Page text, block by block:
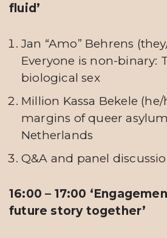
fluid’
Jan “Amo” Behrens
Everyone is non-binary:
biological sex
Million Kassa Bekele
margins of queer
Netherlands
Q&A and panel
16:00 – 17:00
future story together’